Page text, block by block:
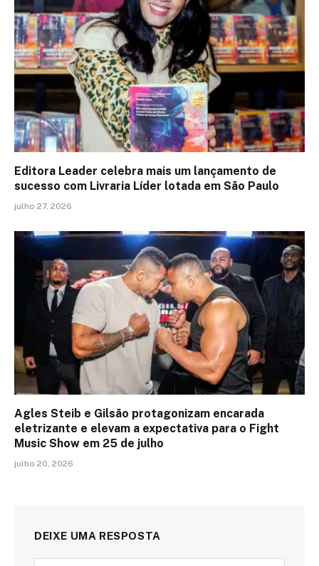
Editora Leader celebra mais um lançamento de
sucesso com Livraria Líder lotada em São Paulo
julho 27, 2026
Agles Steib e Gilsão protagonizam encarada
eletrizante e elevam a expectativa para o Fight
Music Show em 25 de julho
julho 20, 2026
DEIXE UMA RESPOSTA